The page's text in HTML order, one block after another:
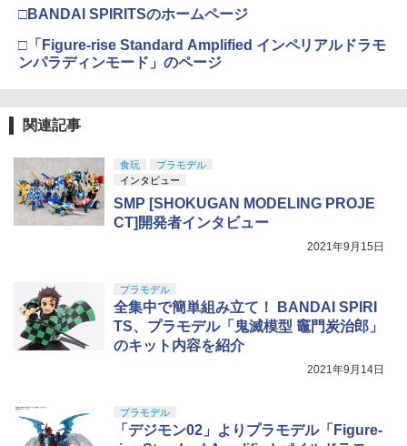
4
ツ ONE PIECE シャンクス -マリンフォ
ード頂上決戦- 約165mm PVC&ABS&布
製 塗装済み可動フィギュア
ツ 攻殻機動隊 THE GHOST IN THE SHE
LL 草薙素子 約140mm PVC&ABS製 塗
装済み可動フィギュア
￥9,544
4
Sachiプラモ VERTヤスリ Type-S 【プ
ロモデラー共同開発】 超極細 ガラスヤ
スリ ５点セット ガンプラ プラモデル ゲ
ート処理 模型 フィギュア［知的財産権
5
BANDAI SPIRITS(バンダイ スピリッツ)
HGUC 200 機動戦士Zガンダム 百式 1/14
4スケール 色分け済みプラモデル
￥3,815
型用接着剤 87003
￥184
5
￥710
□BANDAI SPIRITSのホームページ
□「Figure-rise Standard Amplified インペリアルドラモ
ンパラディンモード」のページ
関連記事
食玩
プラモデル
インタビュー
SMP [SHOKUGAN MODELING PROJE
CT]開発者インタビュー
2021年9月15日
プラモデル
全集中で簡単組み立て！ BANDAI SPIRI
TS、プラモデル「鬼滅模型 竈門炭治郎」
のキット内容を紹介
2021年9月14日
プラモデル
「デジモン02」よりプラモデル「Figure-